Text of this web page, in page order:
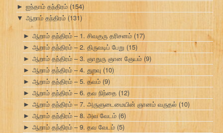
► ஐந்தாம் தந்திரம் (154)
▼ ஆறாம் தந்திரம் (131)
► ஆறாம் தந்திரம் – 1. சிவகுரு தரிசனம் (17)
► ஆறாம் தந்திரம் – 2. திருவடிப் பேறு (15)
► ஆறாம் தந்திரம் – 3. ஞாதுரு ஞான ஞேயம் (9)
► ஆறாம் தந்திரம் – 4. துறவு (10)
► ஆறாம் தந்திரம் – 5. தவம் (9)
► ஆறாம் தந்திரம் – 6. தவ நிந்தை (12)
► ஆறாம் தந்திரம் – 7. அருளுடைமையின் ஞானம் வருதல் (10)
► ஆறாம் தந்திரம் – 8. அவ வேடம் (6)
► ஆறாம் தந்திரம் – 9. தவ வேடம் (5)